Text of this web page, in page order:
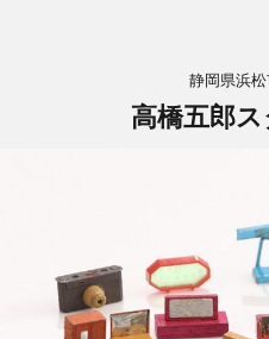
静岡県浜
高橋五郎